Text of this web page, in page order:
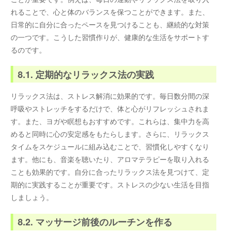
れることで、心と体のバランスを保つことができます。また、
日常的に自分に合ったペースを見つけることも、継続的な対策
の一つです。こうした習慣作りが、健康的な生活をサポートす
るのです。
8.1. 定期的なリラックス法の実践
リラックス法は、ストレス解消に効果的です。毎日数分間の深
呼吸やストレッチをするだけで、体と心がリフレッシュされま
す。また、ヨガや瞑想もおすすめです。これらは、集中力を高
めると同時に心の安定感をもたらします。さらに、リラックス
タイムをスケジュールに組み込むことで、習慣化しやすくなり
ます。他にも、音楽を聴いたり、アロマテラピーを取り入れる
ことも効果的です。自分に合ったリラックス法を見つけて、定
期的に実践することが重要です。ストレスの少ない生活を目指
しましょう。
8.2. マッサージ前後のルーチンを作る